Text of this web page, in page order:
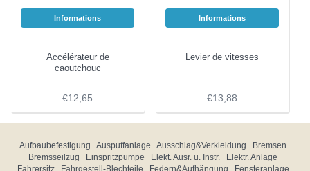
Informations
Accélérateur de
caoutchouc
€12,65
Informations
Levier de vitesses
€13,88
Aufbaubefestigung Auspuffanlage Ausschlag&Verkleidung
Bremsen
Bremsseilzug
Einspritzpumpe Elekt. Ausr. u. Instr.
Elektr. Anlage